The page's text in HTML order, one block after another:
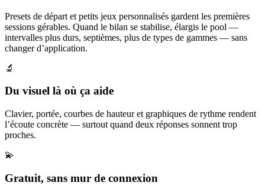
Presets de départ et petits jeux personnalisés gardent les premières
sessions gérables. Quand le bilan se stabilise, élargis le pool —
intervalles plus durs, septièmes, plus de types de gammes — sans
changer d’application.
🔬
Du visuel là où ça aide
Clavier, portée, courbes de hauteur et graphiques de rythme rendent
l’écoute concrète — surtout quand deux réponses sonnent trop
proches.
💫
Gratuit, sans mur de connexion